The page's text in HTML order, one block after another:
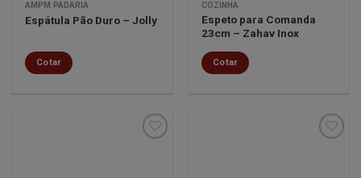
AMPM PADARIA
Espátula Pão Duro – Jolly
Cotar
COZINHA
Espeto para Comanda
23cm – Zahav Inox
Cotar